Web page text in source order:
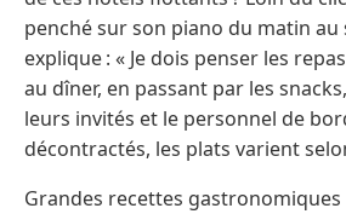
penché sur son piano du matin au
explique : « Je dois penser les
au dîner, en passant par les
leurs invités et le personnel de
décontractés, les plats varient
Grandes recettes